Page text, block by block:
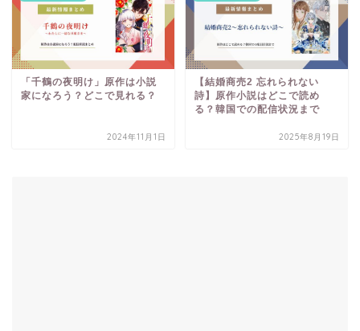
「千鶴の夜明け」原作は小説
家になろう？どこで見れる？
2024年11月1日
【結婚商売2 忘れられない
詩】原作小説はどこで読め
る？韓国での配信状況まで
2025年8月19日